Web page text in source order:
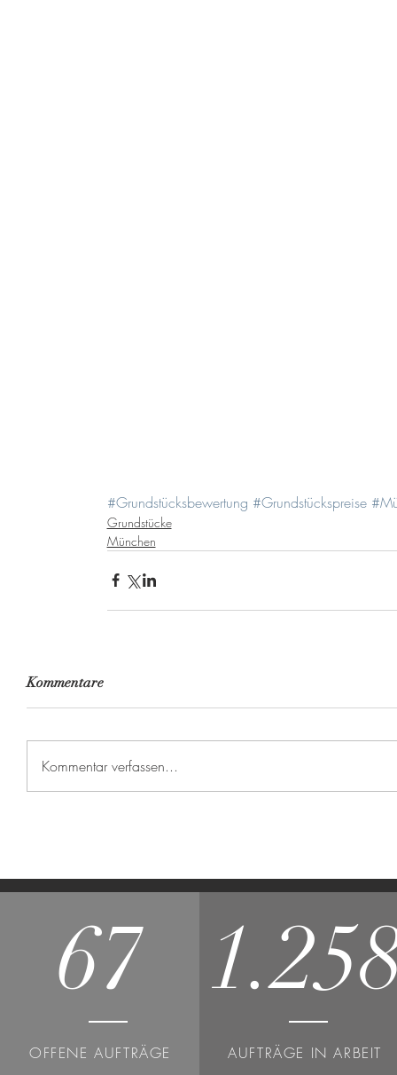
#Grundstücksbewertung #Grundstückspreise
Grundstücke
München
Kommentare
Kommentar verfassen...
67
OFFENE AUFTRÄGE AUFTRÄGE IN ARBEIT